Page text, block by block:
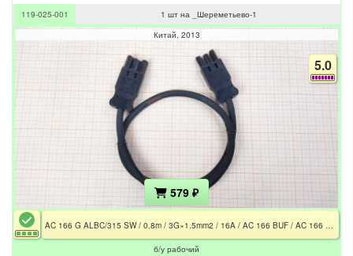
119-025-001
1 шт на _Шереметьево-1
Китай 2013
5.0
579 ₽
AC 166 G ALBC/315 SW / 0.8m / 3G×1.5mm2 / 16A / AC 166 BUF / AC 166 STF / Чёрный
б/у рабочий